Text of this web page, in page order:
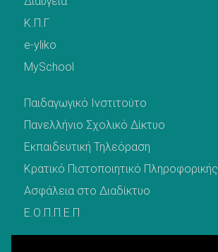
Κ.Π.Γ
e-yliko
MySchool
Παιδαγωγικό Ινστιτούτο
Πανελλήνιο Σχολικό Δίκτυο
Εκπαιδευτική Τηλεόραση
Κρατικό Πιστοποιητικό Πληροφορικής
Ασφάλεια στο Διαδίκτυο
Ε.Ο.Π.Π.Ε.Π